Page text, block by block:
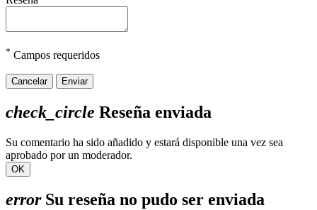
* Campos requeridos
Cancelar Enviar
check_circle Reseña enviada
Su comentario ha sido añadido y estará disponible una vez sea
aprobado por un moderador.
OK
errorSu reseña no pudo ser enviada